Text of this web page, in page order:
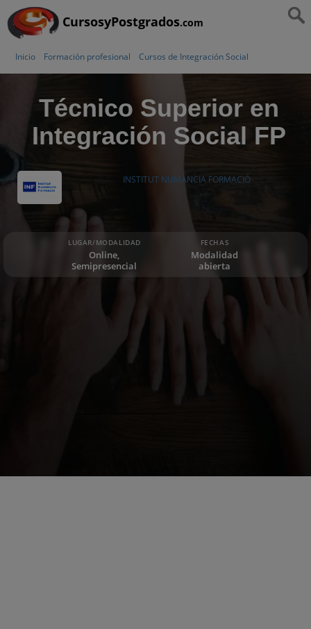
CursosyPostgrados.com
Inicio Formación profesional Cursos de Integración Social
Técnico Superior en
Integración Social FP
INSTITUT NUMÀNCIA FORMACIÓ
LUGAR/MODALIDAD
Online,
Semipresencial
FECHAS
Modalidad
abierta